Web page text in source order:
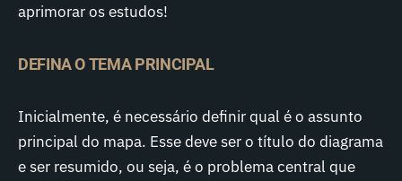
aprimorar os estudos!
DEFINA O TEMA PRINCIPAL
Inicialmente, é necessário definir qual é o assunto
principal do mapa. Esse deve ser o título do diagrama
e ser resumido, ou seja, é o problema central que